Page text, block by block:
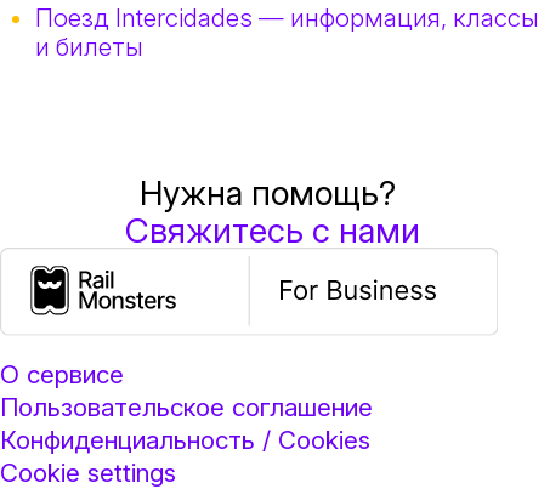
Поезд Intercidades — информация, классы
и билеты
Нужна помощь?
Свяжитесь с нами
О сервисе
Пользовательское соглашение
Конфиденциальность / Cookies
Cookie settings